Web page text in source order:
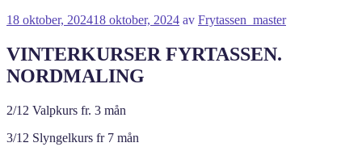
Publicerat
18 oktober, 202418 oktober, 2024 av Frytassen_master
VINTERKURSER FYRTASSEN.
NORDMALING
2/12 Valpkurs fr. 3 mån
3/12 Slyngelkurs fr 7 mån